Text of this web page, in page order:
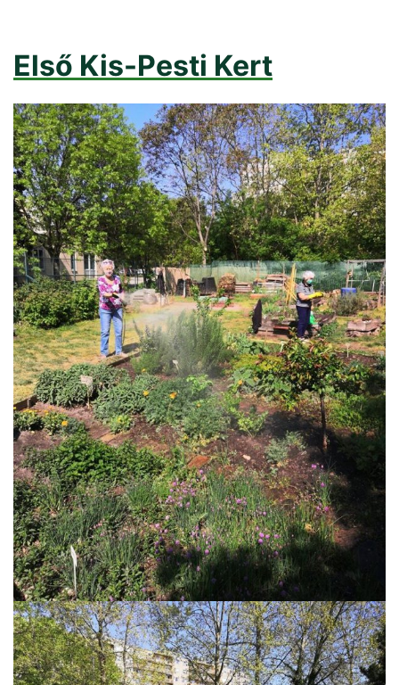
Első Kis-Pesti Kert